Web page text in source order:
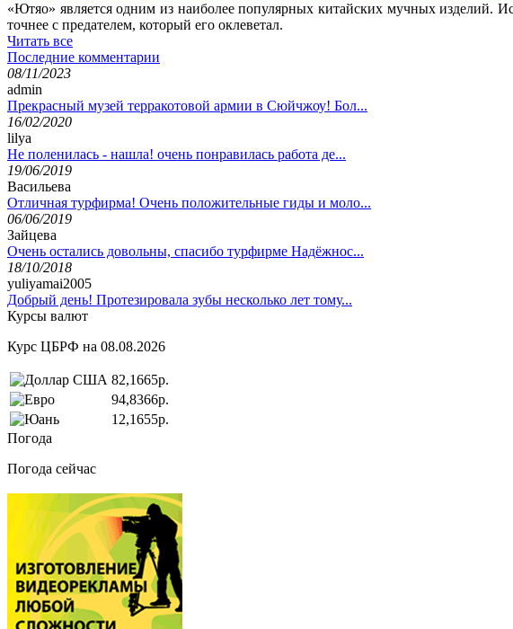
«Ютяо» является одним из наиболее популярных китайских мучных изделий.
точнее с предателем, который его оклеветал.
Читать все
Последние комментарии
08/11/2023
admin
Прекрасный музей терракотовой армии в Сюйчжоу! Бол...
16/02/2020
lilya
Не поленилась - нашла! очень понравилась работа де...
19/06/2019
Васильева
Отличная турфирма! Очень положительные гиды и моло...
06/06/2019
Зайцева
Очень остались довольны, спасибо турфирме Надёжнос...
18/10/2018
yuliyamai2005
Добрый день! Протезировала зубы несколько лет тому...
Курсы валют
Курс ЦБРФ на 08.08.2026
82,1665р.
94,8366р.
12,1655р.
Погода
Погода сейчас